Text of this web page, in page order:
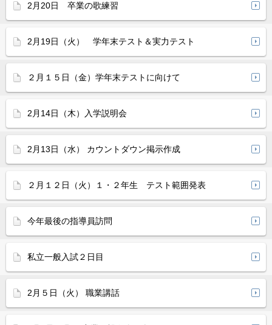
2月20日 卒業の歌練習
2月19日（火） 学年末テスト＆実力テスト
２月１５日（金）学年末テストに向けて
2月14日（木）入学説明会
2月13日（水） カウントダウン掲示作成
２月１２日（火）１・２年生 テスト範囲発表
今年最後の指導員訪問
私立一般入試２日目
2月５日（火） 職業講話